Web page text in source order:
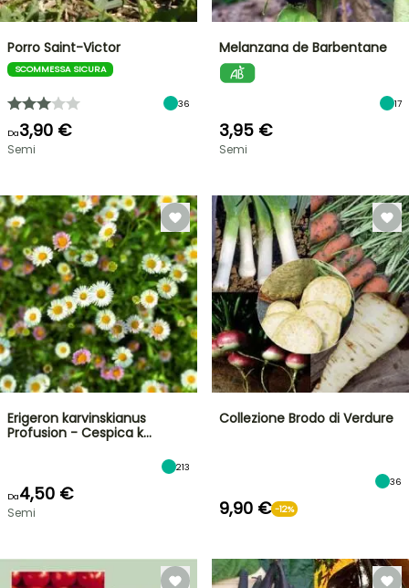
Porro Saint-Victor
SCOMMESSA SICURA
36
Da3,90 €
Semi
Melanzana de Barbentane
17
3,95 €
Semi
Erigeron karvinskianus
Profusion - Cespica k…
213
Da4,50 €
Semi
Collezione Brodo di Verdure
36
9,90 € -12%